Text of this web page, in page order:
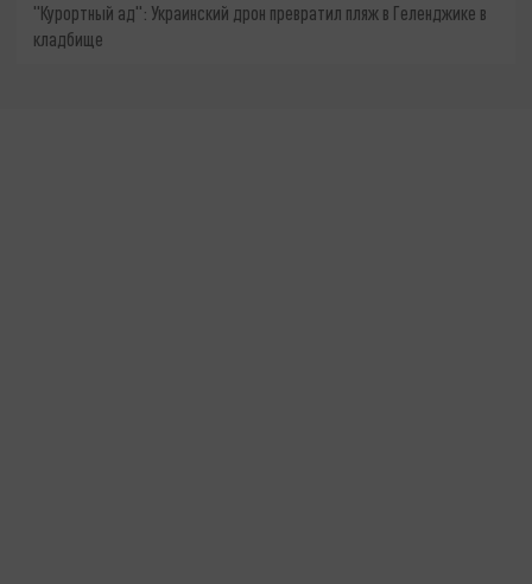
"Курортный ад": Украинский дрон превратил пляж в Геленджике в
кладбище